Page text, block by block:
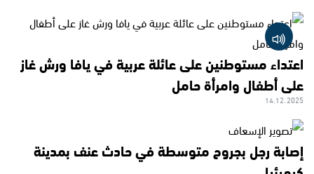
اعتداء مستوطنين على عائلة عربية في يافا ورش غاز
على أطفال وامرأة حامل
14.12.2025
إصابة رجل بجروح متوسطة في حادث عنف بمدينة